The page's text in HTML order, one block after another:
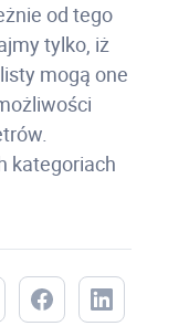
od tego
tylko, iż
mogą one
kategoriach